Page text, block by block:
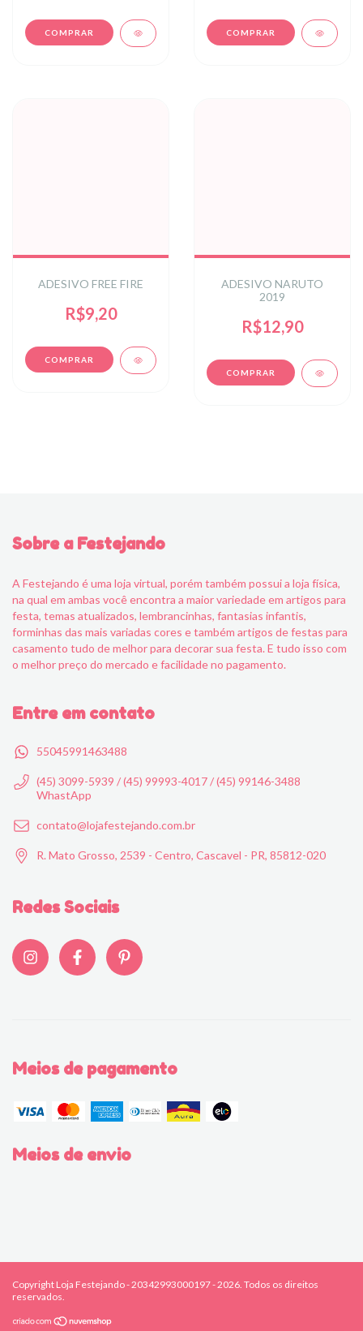
ADESIVO FREE FIRE
R$9,20
ADESIVO NARUTO
2019
R$12,90
Sobre a Festejando
A Festejando é uma loja virtual, porém também possui a loja física,
na qual em ambas você encontra a maior variedade em artigos para
festa, temas atualizados, lembrancinhas, fantasias infantis,
forminhas das mais variadas cores e também artigos de festas para
casamento tudo de melhor para decorar sua festa. E tudo isso com
o melhor preço do mercado e facilidade no pagamento.
Entre em contato
55045991463488
(45) 3099-5939 / (45) 99993-4017 / (45) 99146-3488
WhastApp
contato@lojafestejando.com.br
R. Mato Grosso, 2539 - Centro, Cascavel - PR, 85812-020
Redes Sociais
Meios de pagamento
Meios de envio
Copyright Loja Festejando - 20342993000197 - 2026. Todos os direitos
reservados.